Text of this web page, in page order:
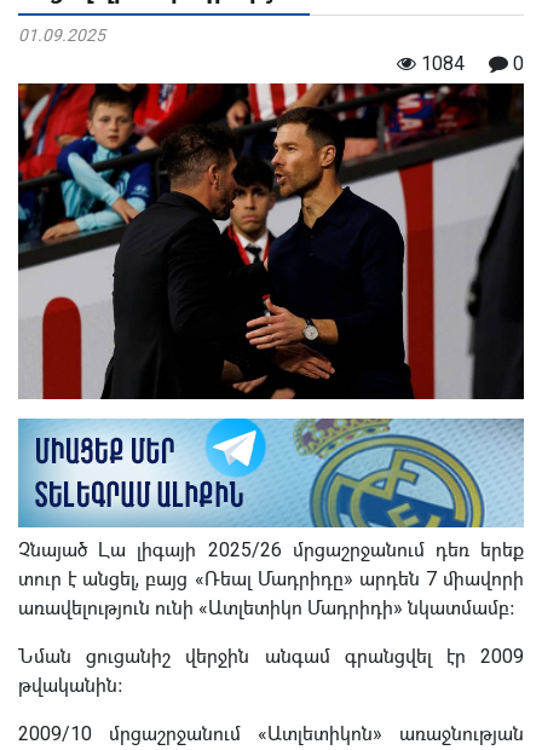
01.09.2025
1084 0
Չնայած Լա լիգայի 2025/26 մրցաշրջանում դեռ երեք
տուր է անցել, բայց «Ռեալ Մադրիդը» արդեն 7 միավորի
առավելություն ունի «Ատլետիկո Մադրիդի» նկատմամբ։
Նման ցուցանիշ վերջին անգամ գրանցվել էր 2009
թվականին։
2009/10 մրցաշրջանում «Ատլետիկոն» առաջնության